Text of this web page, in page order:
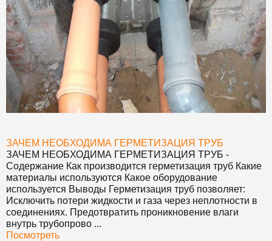
ЗАЧЕМ НЕОБХОДИМА ГЕРМЕТИЗАЦИЯ ТРУБ
ЗАЧЕМ НЕОБХОДИМА ГЕРМЕТИЗАЦИЯ ТРУБ -
Содержание Как производится герметизация труб Какие
материалы используются Какое оборудование
используется Выводы Герметизация труб позволяет:
Исключить потери жидкости и газа через неплотности в
соединениях. Предотвратить проникновение влаги
внутрь трубопрово ...
Посмотреть